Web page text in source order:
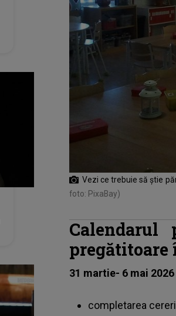
Vezi ce trebuie să știe
foto: PixaBay)
pregătitoare
31 martie- 6 mai 2026
completarea